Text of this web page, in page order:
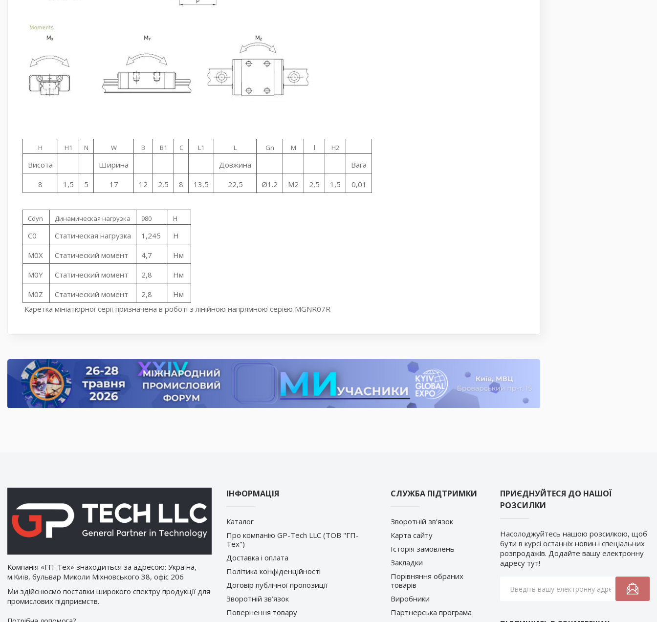
H H1 N W B B1 C L1 L Gn M l H2
Висота Ширина Довжина
Вага
8
1,5 5 17 12 2,5 8 13,5 22,5 Ø1.2 M2 2,5 1,5 0,01
Cdyn Динамическая нагрузка 980 Н
C0 Статическая нагрузка 1,245
Н
M0X
Статический момент 4,7
Нм
M0Y
Статический момент 2,8
Нм
M0Z
Статический момент 2,8
Нм
Каретка мініатюрної серії призначена в роботі з лінійною напрямною серією MGNR07R
Компанія «ГП-Тех» знаходиться за адресою: Україна,
м.Київ, бульвар Миколи Міхновського 38, офіс 206
Ми здійснюємо поставки широкого спектру продукції для
промислових підприємств.
ІНФОРМАЦІЯ
Каталог
Про компанію GP-Tech LLC (ТОВ "ГП-
Тех")
Доставка і оплата
Політика конфіденційності
Договір публічної пропозиції
Зворотній зв’язок
Повернення товару
СЛУЖБА ПІДТРИМКИ
Зворотній зв’язок
Карта сайту
Історія замовлень
Закладки
Порівняння обраних
товарів
Виробники
Партнерська програма
ПРИЄДНУЙТЕСЯ ДО НАШОЇ
РОЗСИЛКИ
Насолоджуйтесь нашою розсилкою, щоб
бути в курсі останніх новин і спеціальних
розпродажів. Додайте вашу електронну
адресу тут!